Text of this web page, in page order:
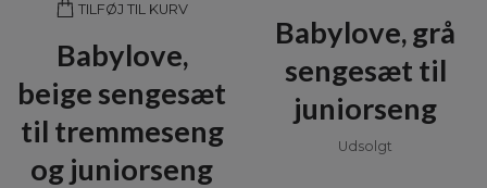
TILFØJ TIL KURV
Babylove,
beige sengesæt
til tremmeseng
og juniorseng
Babylove, grå
sengesæt til
juniorseng
Udsolgt